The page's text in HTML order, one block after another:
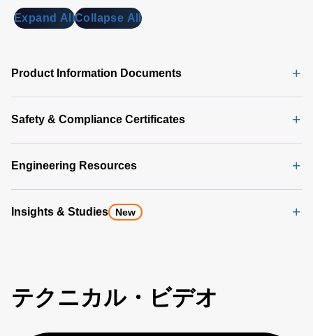
Expand AllCollapse All
Product Information Documents
Safety & Compliance Certificates
Engineering Resources
Insights & Studies New
テクニカル・ビデオ